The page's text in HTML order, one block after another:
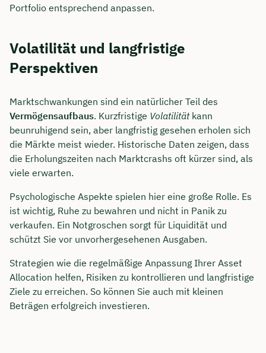
Portfolio entsprechend anpassen.
Volatilität und langfristige
Perspektiven
Marktschwankungen sind ein natürlicher Teil des
Vermögensaufbaus. Kurzfristige Volatilitätkann
beunruhigend sein, aber langfristig gesehen erholen sich
die Märkte meist wieder. Historische Daten zeigen, dass
die Erholungszeiten nach Marktcrashs oft kürzer sind, als
viele erwarten.
Psychologische Aspekte spielen hier eine große Rolle. Es
ist wichtig, Ruhe zu bewahren und nicht in Panik zu
verkaufen. Ein Notgroschen sorgt für Liquidität und
schützt Sie vor unvorhergesehenen Ausgaben.
Strategien wie die regelmäßige Anpassung Ihrer Asset
Allocation helfen, Risiken zu kontrollieren und langfristige
Ziele zu erreichen. So können Sie auch mit kleinen
Beträgen erfolgreich investieren.